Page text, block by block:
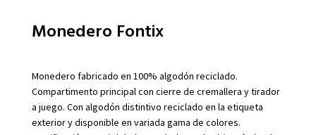
Monedero Fontix
Monedero fabricado en 100% algodón reciclado.
Compartimento principal con cierre de cremallera y tirador
a juego. Con algodón distintivo reciclado en la etiqueta
exterior y disponible en variada gama de colores.